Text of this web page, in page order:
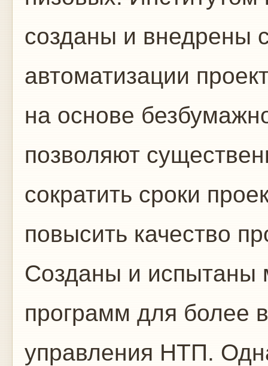
созданы и внедрены
автоматизации
на основе
позволяют
сократить сроки
повысить качество
Созданы и испытаны
программ для более
управления НТП.